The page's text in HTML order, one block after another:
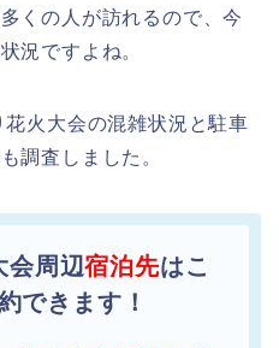
くの人が訪れるので、今
況ですよね。
火大会の混雑状況と駐車
調査しました。
会周辺宿泊先はこ
できます！